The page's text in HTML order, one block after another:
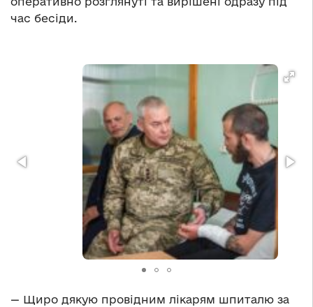
час бесіди.
— Щиро дякую провідним лікарям шпиталю за